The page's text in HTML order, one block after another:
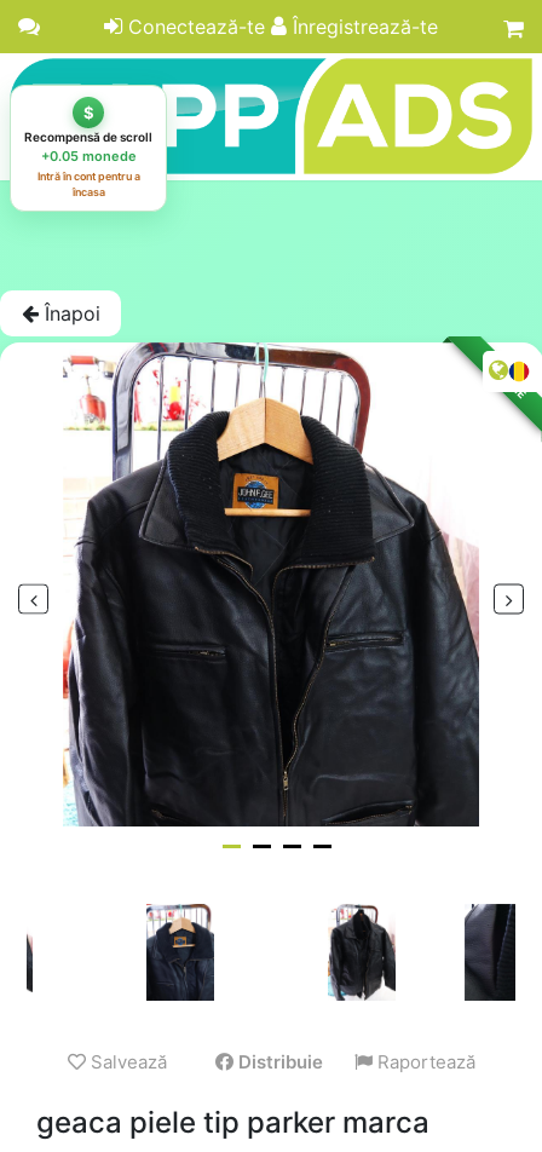
Conectează-te Înregistrează-te
Înapoi
LICITAȚIE
Salvează Distribuie Raportează
geaca piele tip parker marca